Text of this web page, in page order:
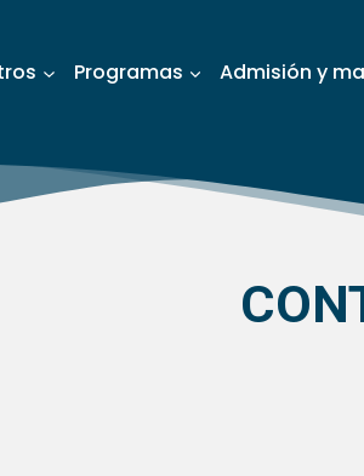
Programas Admisión y